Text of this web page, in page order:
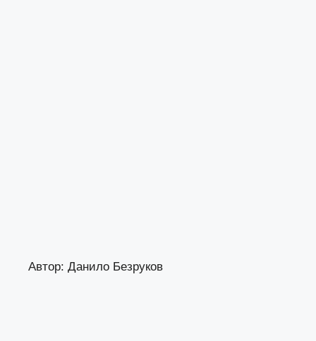
Автор: Данило Безруков